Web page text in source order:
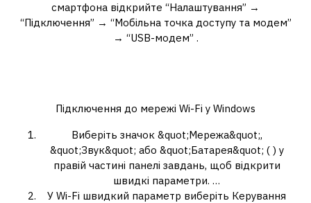
смартфона відкрийте “Налаштування” →
“Підключення” → “Мобільна точка доступу та модем”
→ “USB-модем” .
Підключення до мережі Wi-Fi у Windows
Виберіть значок &quot;Мережа&quot;,
&quot;Звук&quot; або &quot;Батарея&quot; ( ) у
правій частині панелі завдань, щоб відкрити
швидкі параметри. …
У Wi-Fi швидкий параметр виберіть Керування